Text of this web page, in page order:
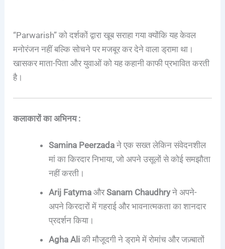
“Parwarish” को दर्शकों द्वारा खूब सराहा गया क्योंकि यह केवल
मनोरंजन नहीं बल्कि सोचने पर मजबूर कर देने वाला ड्रामा था।
खासकर माता-पिता और युवाओं को यह कहानी काफी प्रभावित करती
है।
कलाकारों का अभिनय :
Samina Peerzada ने एक सख्त लेकिन संवेदनशील
मां का किरदार निभाया, जो अपने उसूलों से कोई समझौता
नहीं करती।
Arij Fatyma औरSanam Chaudhryने अपने-
अपने किरदारों में गहराई और भावनात्मकता का शानदार
प्रदर्शन किया।
Agha Ali की मौजूदगी ने ड्रामे में रोमांच और जज़्बातों